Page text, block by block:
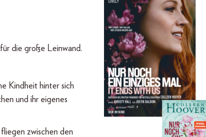
die große Leinwand.
Kindheit hinter sich
und ihr eigenes
zwischen den